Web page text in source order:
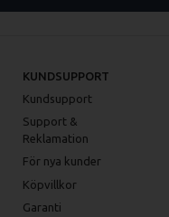
KUNDSUPPORT
Kundsupport
Support &
Reklamation
För nya kunder
Köpvillkor
Garanti